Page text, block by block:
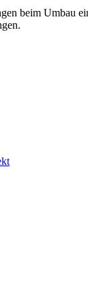
beim Umbau